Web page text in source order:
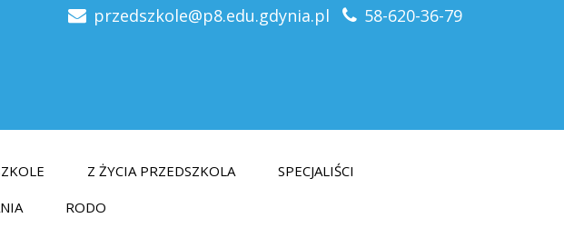
przedszkole@p8.edu.gdynia.pl 58-620-36-79
Z ŻYCIA PRZEDSZKOLA
SPECJALIŚCI
RODO